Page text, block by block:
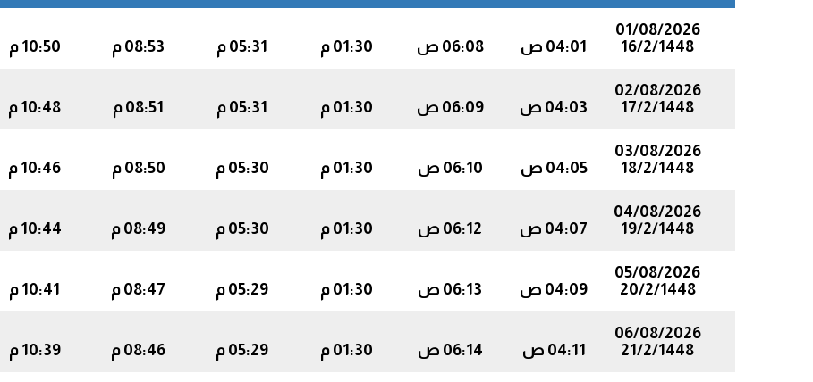
01/08/2026
16/2/1448
04:01 ص 06:08 ص 01:30 م 05:31 م 08:53 م 10:50 م
02/08/2026
17/2/1448
04:03 ص 06:09 ص 01:30 م 05:31 م 08:51 م 10:48 م
03/08/2026
18/2/1448
04:05 ص 06:10 ص 01:30 م 05:30 م 08:50 م 10:46 م
04/08/2026
19/2/1448
04:07 ص 06:12 ص 01:30 م 05:30 م 08:49 م 10:44 م
05/08/2026
20/2/1448
04:09 ص 06:13 ص 01:30 م 05:29 م 08:47 م 10:41 م
06/08/2026
21/2/1448
04:11 ص 06:14 ص 01:30 م 05:29 م 08:46 م 10:39 م